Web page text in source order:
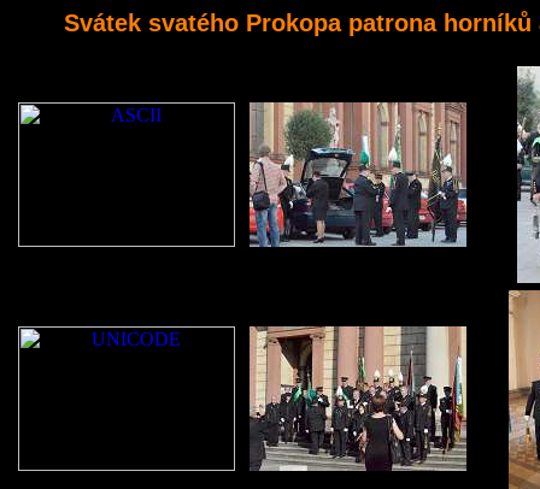
Svátek svatého Prokopa patrona